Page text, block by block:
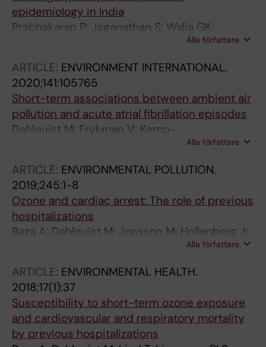
epidemiology in India
Prabhakaran P; Jaganathan S; Walia GK;
Wellenius GA; Mandal S; Kumar K; Kloog I; Lane
Reddy KS; Schwartz J; Prabhakaran D;
Ljungman PLS
Alla författare
ARTICLE: ENVIRONMENT INTERNATIONAL.
2020;141:105765
Short-term associations between ambient air
pollution and acute atrial fibrillation episodes
Dahlquist M; Frykman V; Kemp-
Gudmunsdottir K; Svennberg E; Wellenius GA;
Alla författare
ARTICLE: ENVIRONMENTAL POLLUTION.
2019;245:1-8
Ozone and cardiac arrest: The role of previous
hospitalizations
Raza A; Dahlquist M; Jonsson M; Hollenberg J;
Alla författare
ARTICLE: ENVIRONMENTAL HEALTH.
2018;17(1):37
Susceptibility to short-term ozone exposure
and cardiovascular and respiratory mortality
by previous hospitalizations